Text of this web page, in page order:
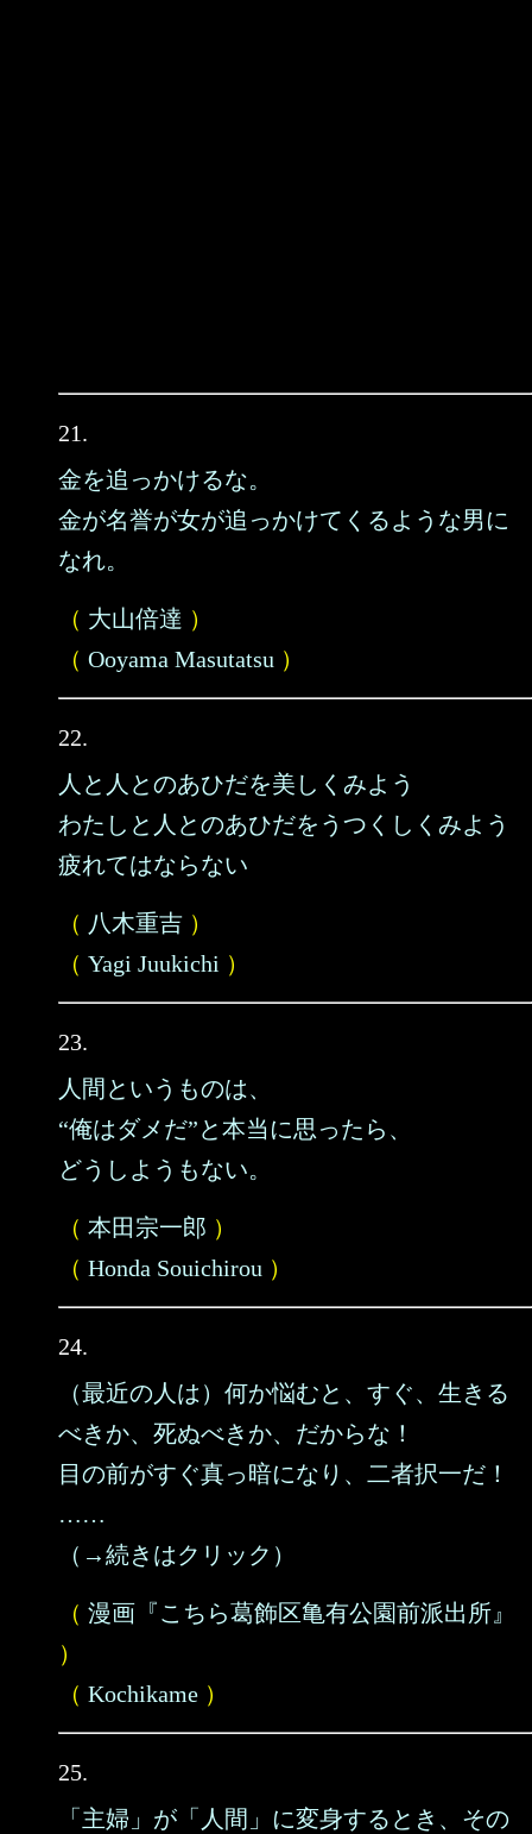
21.
金を追っかけるな。
金が名誉が女が追っかけてくるような男に
なれ。
（ 大山倍達 ）
（ Ooyama Masutatsu ）
22.
人と人とのあひだを美しくみよう
わたしと人とのあひだをうつくしくみよう
疲れてはならない
（ 八木重吉 ）
（ Yagi Juukichi ）
23.
人間というものは、
“俺はダメだ”と本当に思ったら、
どうしようもない。
（ 本田宗一郎 ）
（ Honda Souichirou ）
24.
（最近の人は）何か悩むと、すぐ、生きる
べきか、死ぬべきか、だからな！
目の前がすぐ真っ暗になり、二者択一だ！
……
（→続きはクリック）
（ 漫画『こちら葛飾区亀有公園前派出所』
）
（ Kochikame ）
25.
「主婦」が「人間」に変身するとき、その